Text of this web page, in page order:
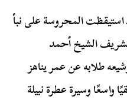
عيد الأضحى عام 1246هـ استيقظت المحروسة على نبأ
الشيخ أحمد
طلابه عن عمر يناهز
واسعًا وسيرة عطرة نبيلة